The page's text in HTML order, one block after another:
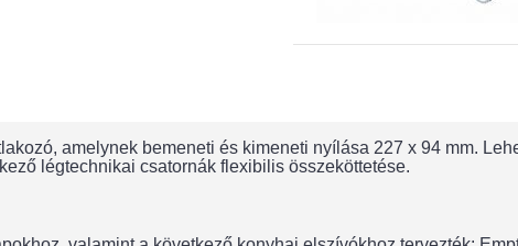
amelynek bemeneti és kimeneti nyílása 227 x 94 mm.
légtechnikai csatornák flexibilis összeköttetése.